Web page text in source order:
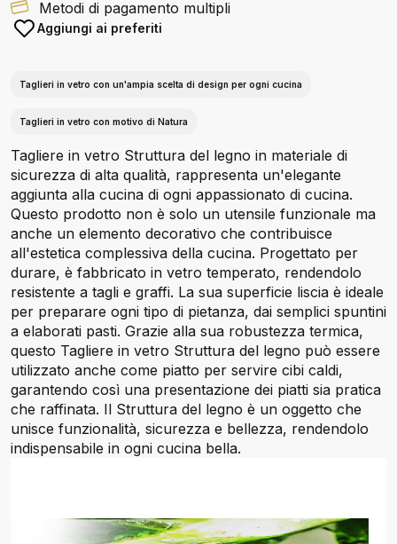
Metodi di pagamento multipli
Aggiungi ai preferiti
Taglieri in vetro con un'ampia scelta di design per ogni cucina
Taglieri in vetro con motivo di Natura
Tagliere in vetro Struttura del legno in materiale di
sicurezza di alta qualità, rappresenta un'elegante
aggiunta alla cucina di ogni appassionato di cucina.
Questo prodotto non è solo un utensile funzionale ma
anche un elemento decorativo che contribuisce
all'estetica complessiva della cucina. Progettato per
durare, è fabbricato in vetro temperato, rendendolo
resistente a tagli e graffi. La sua superficie liscia è ideale
per preparare ogni tipo di pietanza, dai semplici spuntini
a elaborati pasti. Grazie alla sua robustezza termica,
questo Tagliere in vetro Struttura del legno può essere
utilizzato anche come piatto per servire cibi caldi,
garantendo così una presentazione dei piatti sia pratica
che raffinata. Il Struttura del legno è un oggetto che
unisce funzionalità, sicurezza e bellezza, rendendolo
indispensabile in ogni cucina bella.